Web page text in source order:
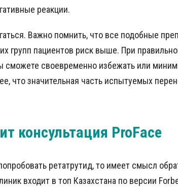
реакции.
Важно помнить, что все подобные
групп пациентов риск выше. При
сможете своевременно избежать или
что значительная часть испытуемых
консультация ProFace
ретатрутид, то имеет смысл
входит в топ Казахстана по версии